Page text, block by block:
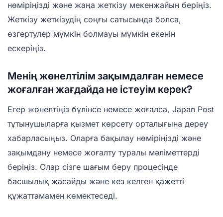
нөміріңізді және жаңа жеткізу мекенжайын беріңіз.
Жеткізу жеткізудің соңғы сатысында болса,
өзгертулер мүмкін болмауы мүмкін екенін
ескеріңіз.
Менің жөнелтілім зақымдалған немесе
жоғалған жағдайда не істеуім керек?
Егер жөнелтіңіз бүлінсе немесе жоғалса, Japan Post
тұтынушыларға қызмет көрсету орталығына дереу
хабарласыңыз. Оларға бақылау нөміріңізді және
зақымдану немесе жоғалту туралы мәліметтерді
беріңіз. Олар сізге шағым беру процесінде
басшылық жасайды және кез келген қажетті
құжаттамамен көмектеседі.